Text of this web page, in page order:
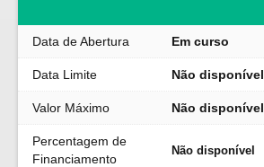
Data de Abertura Em curso
Data Limite Não disponível
Valor Máximo Não disponível
Percentagem de
Financiamento
Não disponível